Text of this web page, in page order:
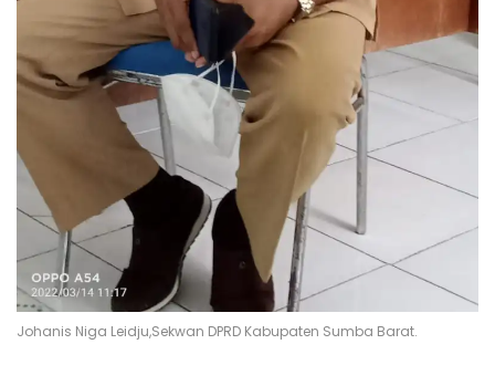
Johanis Niga Leidju,Sekwan DPRD Kabupaten Sumba Barat.